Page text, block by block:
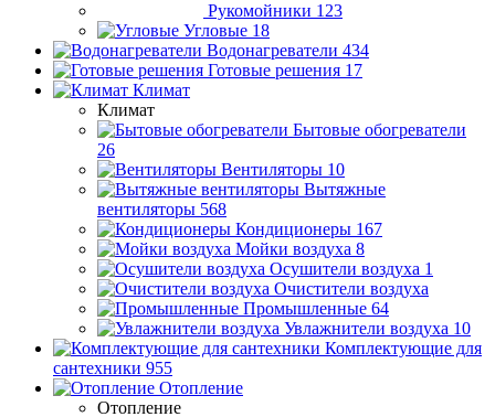
Рукомойники 123
Угловые 18
Водонагреватели 434
Готовые решения 17
Климат
Климат
Бытовые обогреватели
26
Вентиляторы 10
Вытяжные
вентиляторы 568
Кондиционеры 167
Мойки воздуха 8
Осушители воздуха 1
Очистители воздуха
Промышленные 64
Увлажнители воздуха 10
Комплектующие для
сантехники 955
Отопление
Отопление